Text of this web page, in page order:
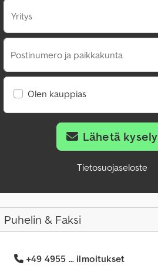
Yritys
Postinumero ja paikkakunta
Olen kauppias
Lähetä kysely
Tietosuojaseloste
Puhelin & Faksi
+49 4955 ... ilmoitukset